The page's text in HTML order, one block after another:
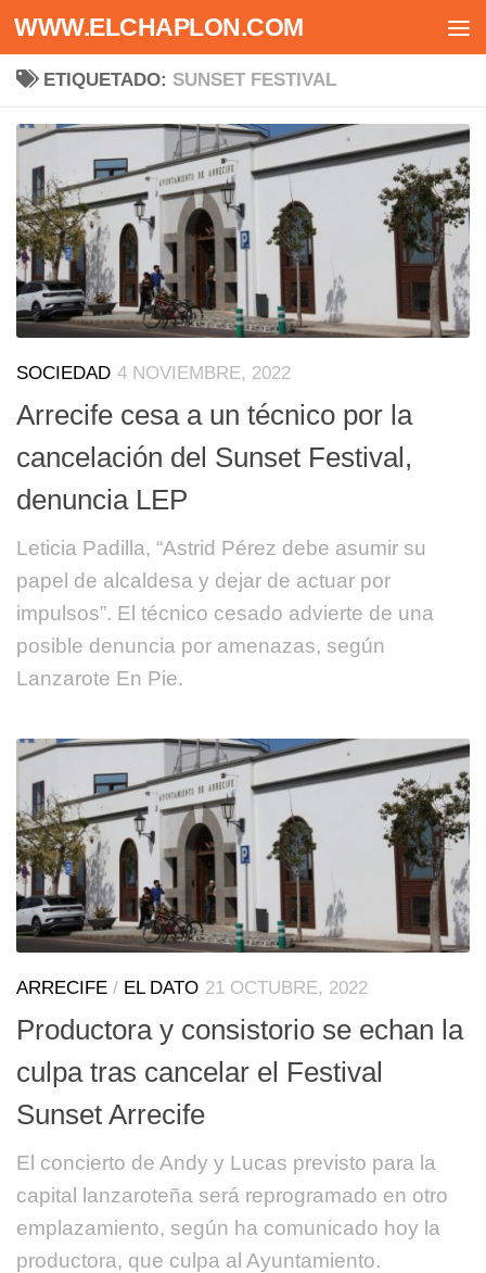
Saltar al contenido
WWW.ELCHAPLON.COM
ETIQUETADO: SUNSET FESTIVAL
SOCIEDAD 4 NOVIEMBRE, 2022
Arrecife cesa a un técnico por la
cancelación del Sunset Festival,
denuncia LEP
Leticia Padilla, “Astrid Pérez debe asumir su
papel de alcaldesa y dejar de actuar por
impulsos”. El técnico cesado advierte de una
posible denuncia por amenazas, según
Lanzarote En Pie.
ARRECIFE / EL DATO 21 OCTUBRE, 2022
Productora y consistorio se echan la
culpa tras cancelar el Festival
Sunset Arrecife
El concierto de Andy y Lucas previsto para la
capital lanzaroteña será reprogramado en otro
emplazamiento, según ha comunicado hoy la
productora, que culpa al Ayuntamiento.